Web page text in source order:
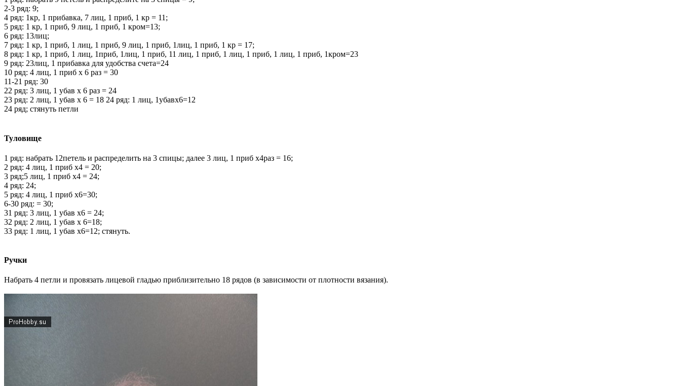
2-3 ряд: 9;
4 ряд: 1кр, 1 прибавка, 7 лиц, 1 приб, 1 кр = 11;
5 ряд: 1 кр, 1 приб, 9 лиц, 1 приб, 1 кром=13;
6 ряд: 13лиц;
7 ряд: 1 кр, 1 приб, 1 лиц, 1 приб, 9 лиц, 1 приб, 1лиц, 1 приб, 1 кр = 17;
8 ряд: 1 кр, 1 приб, 1 лиц, 1приб, 1лиц, 1 приб, 11 лиц, 1 приб, 1 лиц, 1 приб, 1 лиц, 1 приб, 1кром=23
9 ряд: 23лиц, 1 прибавка для удобства счета=24
10 ряд: 4 лиц, 1 приб х 6 раз = 30
11-21 ряд: 30
22 ряд: 3 лиц, 1 убав х 6 раз = 24
23 ряд: 2 лиц, 1 убав х 6 = 18 24 ряд: 1 лиц, 1убавх6=12
24 ряд; стянуть петли
Туловище
1 ряд: набрать 12петель и распределить на 3 спицы; далее 3 лиц, 1 приб х4раз = 16;
2 ряд: 4 лиц, 1 приб х4 = 20;
3 ряд;5 лиц, 1 приб х4 = 24;
4 ряд: 24;
5 ряд: 4 лиц, 1 приб х6=30;
6-30 ряд: = 30;
31 ряд: 3 лиц, 1 убав х6 = 24;
32 ряд: 2 лиц, 1 убав х 6=18;
33 ряд: 1 лиц, 1 убав х6=12; стянуть.
Ручки
Набрать 4 петли и провязать лицевой гладью приблизительно 18 рядов (в зависимости от плотности вязания).